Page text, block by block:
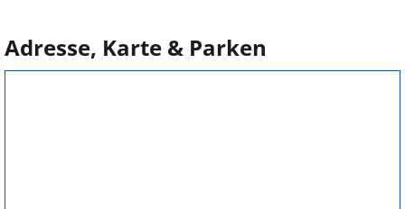
Adresse, Karte & Parken